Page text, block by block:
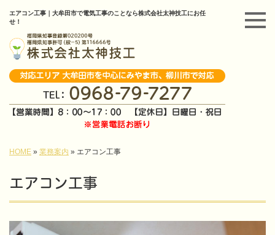
エアコン工事｜大牟田市で電気工事のことなら株式会社太神技工にお任
せ！
HOME » 業務案内 » エアコン工事
エアコン工事